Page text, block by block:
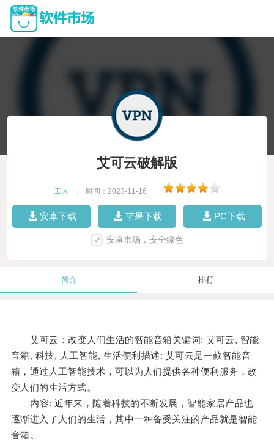
艾可云破解版
工具 时间：2023-11-16
安卓下载 苹果下载 PC下载
安卓市场，安全绿色
简介 排行
艾可云：改变人们生活的智能音箱关键词: 艾可云, 智能
音箱, 科技, 人工智能, 生活便利描述: 艾可云是一款智能音
箱，通过人工智能技术，可以为人们提供各种便利服务，改
变人们的生活方式。
内容: 近年来，随着科技的不断发展，智能家居产品也
逐渐进入了人们的生活，其中一种备受关注的产品就是智能
音箱。